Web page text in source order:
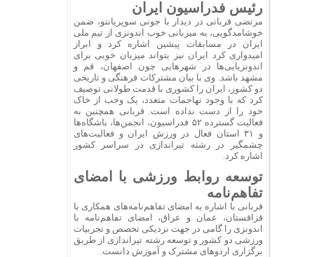
رئیس فدراسیون ایران
مرتضی قربانی در دیدار با جونی سوپریانتو، ضمن
خوشامدگویی، به میزبانی خوب اندونزی از تیم ملی
ایران در مسابقات پیشین اشاره کرد و ابراز
امیدواری کرد ایران نیز بتواند میزبان خوبی برای
اندونزیایی‌ها در شهرهایی چون اصفهان، قم و
مشهد باشد. وی با بیان مشترکات فرهنگی و تاریخی
دو کشور، ایران را کشوری با قدمت طولانی توصیف
کرد که با وجود تهاجمات متعدد، یک وجب از خاک
خود را از دست نداده است. قربانی همچنین به
فعالیت گسترده ۵۲ فدراسیون، انجمن‌ها، باشگاه‌ها
و ۳۱ استان فعال در ورزش ایران و فعالیت‌های
چشمگیر در رشته تیراندازی در سراسر کشور
اشاره کرد.
توسعه روابط ورزشی با امضای
تفاهم‌نامه
قربانی با اشاره به امضای تفاهم‌نامه‌های همکاری با
قزاقستان، عمان و عراق، امضای تفاهم‌نامه با
اندونزی را گامی در جهت نزدیکی تخصص و تجربیات
ورزشی دو کشور و توسعه رشته تیراندازی از طریق
برگزاری اردوهای مشترک و آموزش دانست.